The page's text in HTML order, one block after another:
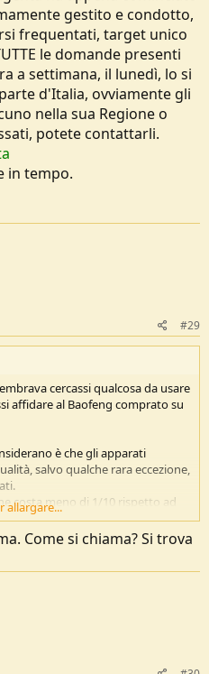
gestito e condotto,
frequentati, target unico
le domande presenti
a settimana, il lunedì, lo si
d'Italia, ovviamente gli
nella sua Regione o
potete contattarli.
in tempo.
#29
cercassi qualcosa da usare
affidare al Baofeng comprato su
è che gli apparati
salvo qualche rara eccezione,
costa meno di 1/10 rispetto ad
a livello fisico che
cui i 3000m a -20 sarebbero ben
allargare...
Come si chiama? Si trova